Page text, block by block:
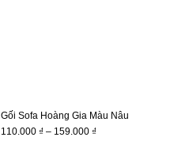
Gối Sofa Hoàng Gia Màu Nâu
110.000 ₫ – 159.000 ₫Khoảng